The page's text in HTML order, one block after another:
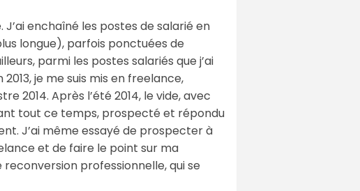
enchaîné les postes de salarié en
longue), parfois ponctuées de
parmi les postes salariés que j’ai
2013, je me suis mis en freelance,
2014. Après l’été 2014, le vide, avec
tout ce temps, prospecté et répondu
J’ai même essayé de prospecter à
et de faire le point sur ma
professionnelle, qui se